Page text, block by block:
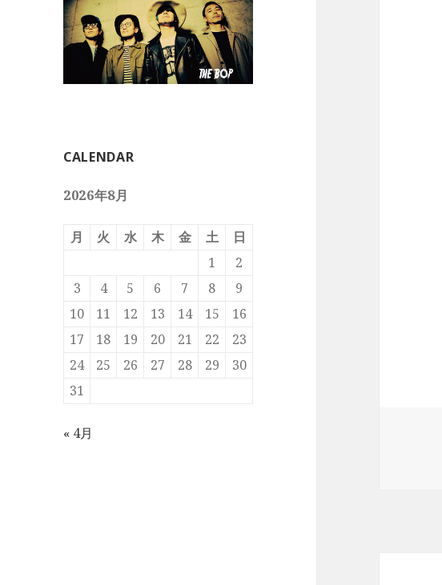
CALENDAR
2026年8月
月 火 水 木 金 土
日
1
2
3
4 5 6 7 8
9
10
11 12 13 14 15
16
17
18 19 20 21 22
23
24
25 26 27 28 29
30
31
« 4月